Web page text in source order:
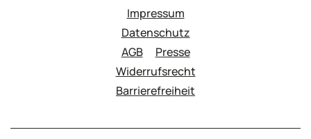
Impressum
Datenschutz
AGB
Presse
Widerrufsrecht
Barrierefreiheit